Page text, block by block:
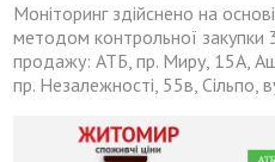
Моніторинг здійснено на
методом контрольної закупки
продажу: АТБ, пр. Миру, 15А,
пр. Незалежності, 55в, Сільпо,